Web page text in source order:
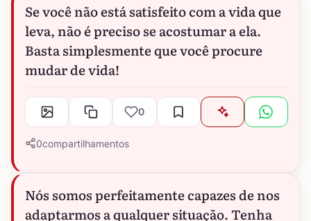
Se você não está satisfeito com a vida que
leva, não é preciso se acostumar a ela.
Basta simplesmente que você procure
mudar de vida!
0
0compartilhamentos
Nós somos perfeitamente capazes de nos
adaptarmos a qualquer situação. Tenha